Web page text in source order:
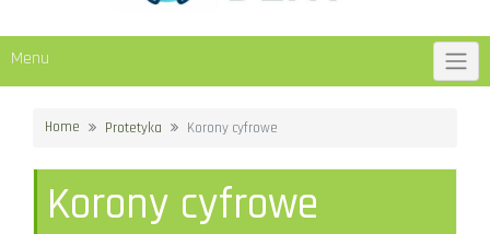
Menu
Home Protetyka Korony cyfrowe
Korony cyfrowe